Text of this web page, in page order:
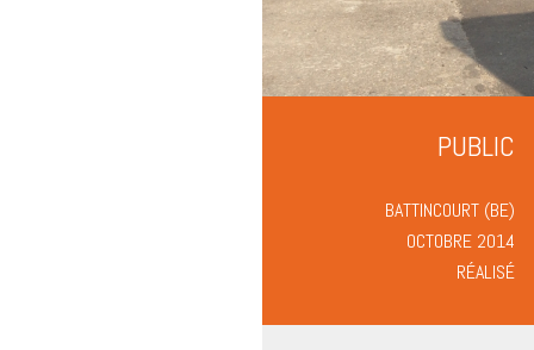
PUBLIC
BATTINCOURT (BE)
OCTOBRE 2014
RÉALISÉ